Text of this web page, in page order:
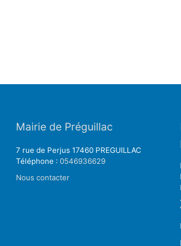
Mairie de Préguillac
7 rue de Perjus 17460 PREGUILLAC
Téléphone : 0546936629
Nous contacter